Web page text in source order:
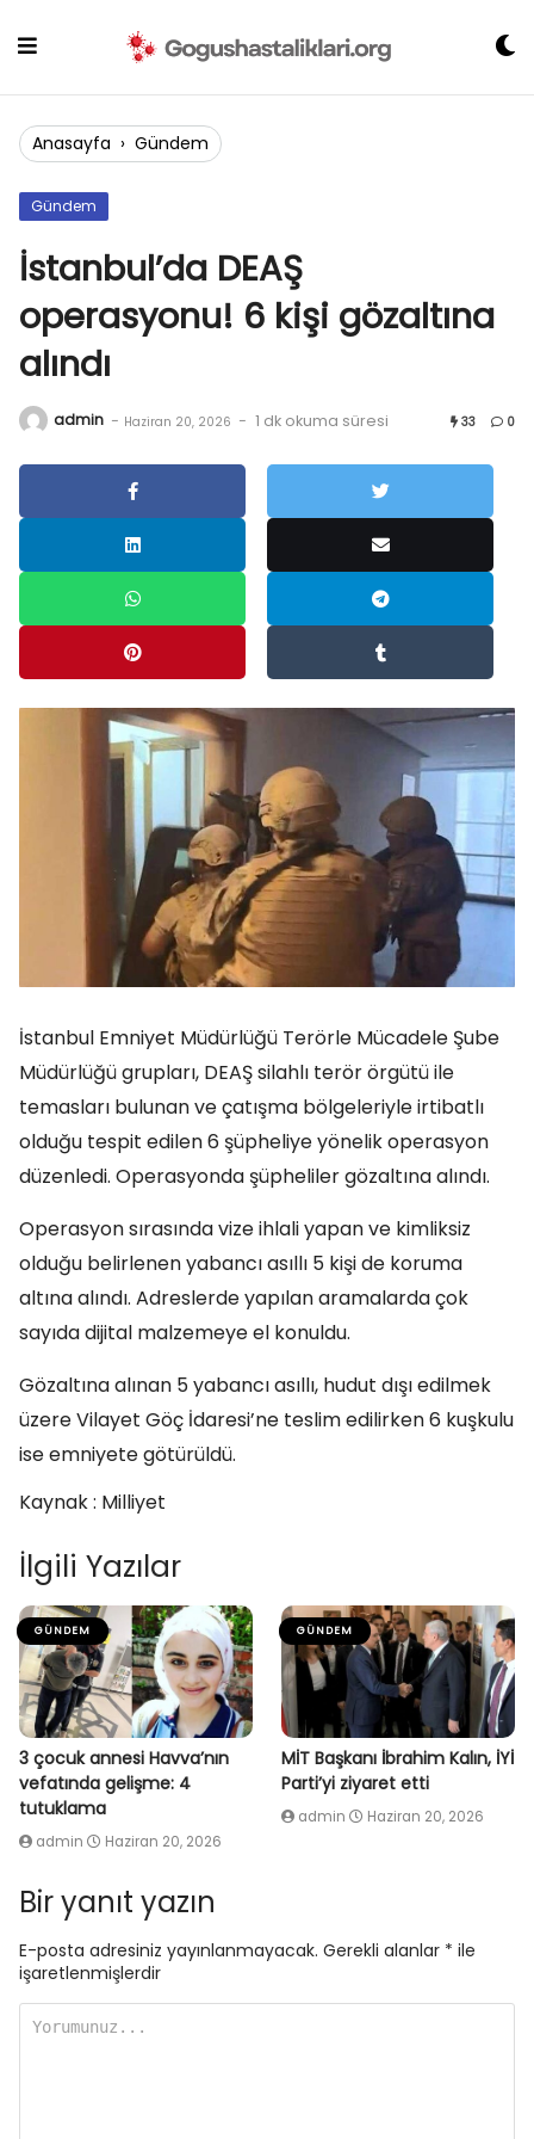
Anasayfa › Gündem
Gündem
İstanbul’da DEAŞ
operasyonu! 6 kişi gözaltına
alındı
admin - Haziran 20, 2026 - 1 dk okuma süresi 33 0
İstanbul Emniyet Müdürlüğü Terörle Mücadele Şube
Müdürlüğü grupları, DEAŞ silahlı terör örgütü ile
temasları bulunan ve çatışma bölgeleriyle irtibatlı
olduğu tespit edilen 6 şüpheliye yönelik operasyon
düzenledi. Operasyonda şüpheliler gözaltına alındı.
Operasyon sırasında vize ihlali yapan ve kimliksiz
olduğu belirlenen yabancı asıllı 5 kişi de koruma
altına alındı. Adreslerde yapılan aramalarda çok
sayıda dijital malzemeye el konuldu.
Gözaltına alınan 5 yabancı asıllı, hudut dışı edilmek
üzere Vilayet Göç İdaresi’ne teslim edilirken 6 kuşkulu
ise emniyete götürüldü.
Kaynak : Milliyet
İlgili Yazılar
GÜNDEM
3 çocuk annesi Havva’nın
vefatında gelişme: 4
tutuklama
admin Haziran 20, 2026
GÜNDEM
MİT Başkanı İbrahim Kalın, İYİ
Parti’yi ziyaret etti
admin Haziran 20, 2026
Bir yanıt yazın
E-posta adresiniz yayınlanmayacak. Gerekli alanlar * ile
işaretlenmişlerdir